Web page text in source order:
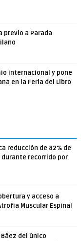
previo a Parada
internacional y pone
en la Feria del Libro
reducción de 82% de
durante recorrido por
y acceso a
Muscular Espinal
del único